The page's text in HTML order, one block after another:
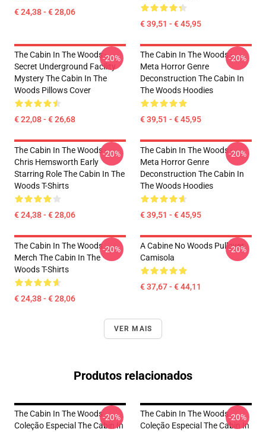
€ 24,38 - € 28,06
€ 39,51 - € 45,95
The Cabin In The Woods -
Secret Underground Facility
Mystery The Cabin In The
Woods Pillows Cover
€ 22,08 - € 26,68
-20%
The Cabin In The Woods -
Meta Horror Genre
Deconstruction The Cabin In
The Woods Hoodies
€ 39,51 - € 45,95
-20%
The Cabin In The Woods -
Chris Hemsworth Early
Starring Role The Cabin In The
Woods T-Shirts
€ 24,38 - € 28,06
-20%
The Cabin In The Woods -
Meta Horror Genre
Deconstruction The Cabin In
The Woods Hoodies
€ 39,51 - € 45,95
-20%
The Cabin In The Woods
Merch The Cabin In The
Woods T-Shirts
€ 24,38 - € 28,06
-20%
A Cabine No Woods Pullover
Camisola
€ 37,67 - € 44,11
-20%
VER MAIS
Produtos relacionados
The Cabin In The Woods
Coleção Especial The Cabin In
-20%
The Cabin In The Woods
Coleção Especial The Cabin In
-20%